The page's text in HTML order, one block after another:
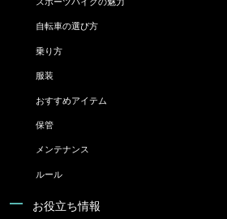
自転車の選び方
乗り方
服装
おすすめアイテム
保管
メンテナンス
ルール
お役立ち情報